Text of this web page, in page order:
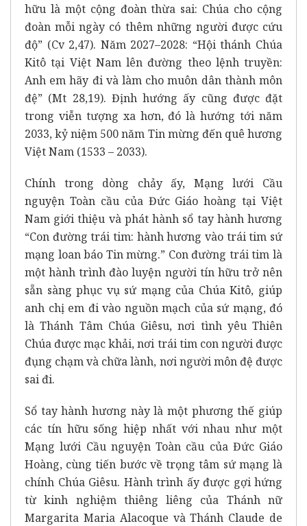
hữu là một cộng đoàn thừa sai: Chúa cho cộng
đoàn mỗi ngày có thêm những người được cứu
độ” (Cv 2,47). Năm 2027–2028: “Hội thánh Chúa
Kitô tại Việt Nam lên đường theo lệnh truyền:
Anh em hãy đi và làm cho muôn dân thành môn
đệ” (Mt 28,19). Định hướng ấy cũng được đặt
trong viễn tượng xa hơn, đó là hướng tới năm
2033, kỷ niệm 500 năm Tin mừng đến quê hương
Việt Nam (1533 – 2033).
Chính trong dòng chảy ấy, Mạng lưới Cầu
nguyện Toàn cầu của Đức Giáo hoàng tại Việt
Nam giới thiệu và phát hành sổ tay hành hương
“Con đường trái tim: hành hương vào trái tim sứ
mạng loan báo Tin mừng.” Con đường trái tim là
một hành trình đào luyện người tín hữu trở nên
sẵn sàng phục vụ sứ mạng của Chúa Kitô, giúp
anh chị em đi vào nguồn mạch của sứ mạng, đó
là Thánh Tâm Chúa Giêsu, nơi tình yêu Thiên
Chúa được mạc khải, nơi trái tim con người được
đụng chạm và chữa lành, nơi người môn đệ được
sai đi.
Sổ tay hành hương này là một phương thế giúp
các tín hữu sống hiệp nhất với nhau như một
Mạng lưới Cầu nguyện Toàn cầu của Đức Giáo
Hoàng, cùng tiến bước về trọng tâm sứ mạng là
chính Chúa Giêsu. Hành trình ấy được gợi hứng
từ kinh nghiệm thiêng liêng của Thánh nữ
Margarita Maria Alacoque và Thánh Claude de